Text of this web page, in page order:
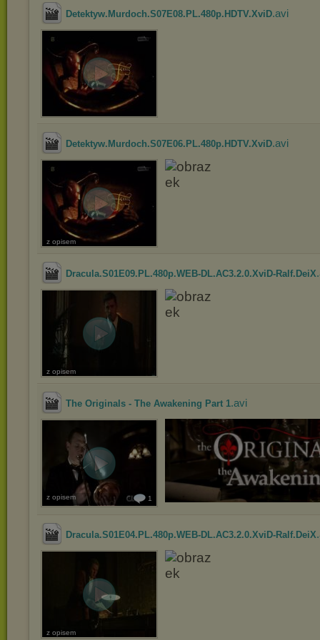
Detektyw.Murdoch.S07E08.PL.480p.HDTV.XviD.avi
Detektyw.Murdoch.S07E06.PL.480p.HDTV.XviD.avi
z opisem
Dracula.S01E09.PL.480p.WEB-DL.AC3.2.0.XviD-Ralf.DeiX
z opisem
The Originals - The Awakening Part 1.avi
z opisem 1
Dracula.S01E04.PL.480p.WEB-DL.AC3.2.0.XviD-Ralf.DeiX
z opisem